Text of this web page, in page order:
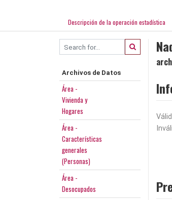
Descripción de la operación estadística
Archivos de Datos
Área -
Vivienda y
Hogares
Área -
Características
generales
(Personas)
Área -
Desocupados